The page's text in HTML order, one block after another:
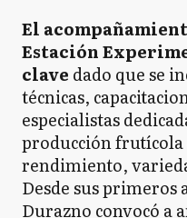
El
Estación
clave dado que se
técnicas,
especialistas
producción
rendimiento,
Desde sus primeros
Durazno convocó a